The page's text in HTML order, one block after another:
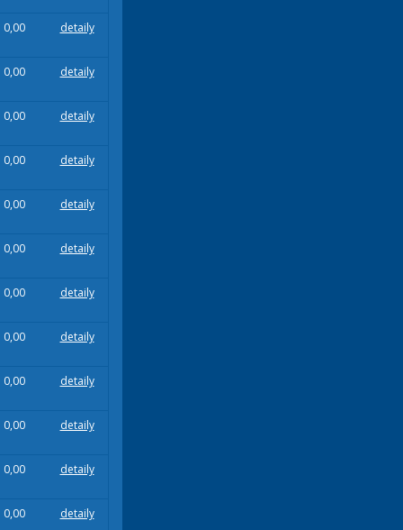
0,00 detaily
0,00 detaily
0,00 detaily
0,00 detaily
0,00 detaily
0,00 detaily
0,00 detaily
0,00 detaily
0,00 detaily
0,00 detaily
0,00 detaily
0,00 detaily